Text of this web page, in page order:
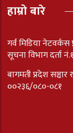
हाम्रो बारे
गर्व मिडिया नेटवर्कस
सूचना विभाग दर्ता
बागमती प्रदेश सञ्चार
००२३६/०८०-०८१